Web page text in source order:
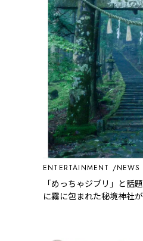
ENTERTAINMENT NEWS
「めっちゃジブリ」と話
に霧に包まれた秘境神社